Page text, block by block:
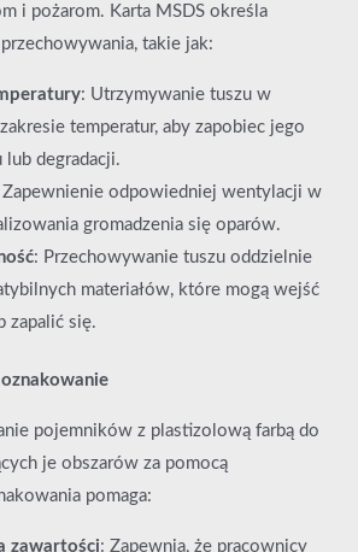
i pożarom. Karta MSDS określa
takie jak:
: Utrzymywanie tuszu w
temperatur, aby zapobiec jego
degradacji.
Zapewnienie odpowiedniej wentylacji w
gromadzenia się oparów.
: Przechowywanie tuszu oddzielnie
materiałów, które mogą wejść
zapalić się.
pojemników z plastizolową farbą do
je obszarów za pomocą
pomaga:
zawartości: Zapewnia, że pracownicy